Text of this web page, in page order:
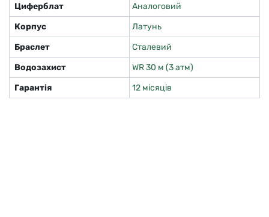
Циферблат
Аналоговий
Корпус
Латунь
Браслет
Сталевий
Водозахист
WR 30 м (3 атм)
Гарантія
12 місяців